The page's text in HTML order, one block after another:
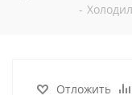
-
Отложить